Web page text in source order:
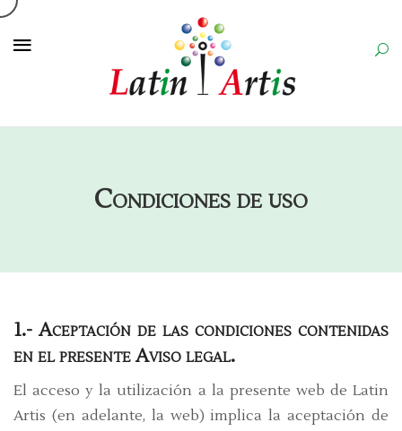
Condiciones de uso
1.- Aceptación de las condiciones contenidas
en el presente Aviso legal.
El acceso y la utilización a la presente web de Latin
Artis (en adelante, la web) implica la aceptación de